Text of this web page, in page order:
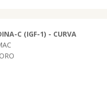
C (IGF-1) - CURVA